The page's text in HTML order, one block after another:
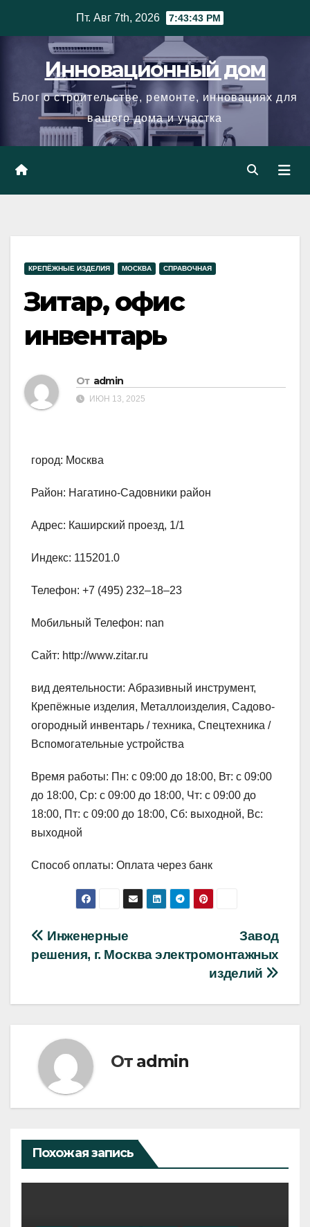
Пт. Авг 7th, 2026 7:43:43 PM
Инновационный дом
Блог о строительстве, ремонте, инновациях для
вашего дома и участка
КРЕПЁЖНЫЕ ИЗДЕЛИЯ МОСКВА СПРАВОЧНАЯ
Зитар, офис
инвентарь
От admin
ИЮН 13, 2025
город: Москва
Район: Нагатино-Садовники район
Адрес: Каширский проезд, 1/1
Индекс: 115201.0
Телефон: +7 (495) 232‒18‒23
Мобильный Телефон: nan
Сайт: http://www.zitar.ru
вид деятельности: Абразивный инструмент,
Крепёжные изделия, Металлоизделия, Садово-
огородный инвентарь / техника, Спецтехника /
Вспомогательные устройства
Время работы: Пн: с 09:00 до 18:00, Вт: с 09:00
до 18:00, Ср: с 09:00 до 18:00, Чт: с 09:00 до
18:00, Пт: с 09:00 до 18:00, Сб: выходной, Вс:
выходной
Способ оплаты: Оплата через банк
Навигация
по
записям
Завод
электромонтажных
изделий
Инженерные
решения, г. Москва
От admin
Похожая запись